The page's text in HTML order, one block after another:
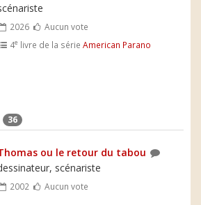
2026
Aucun vote
4e livre de la sérieAmerican Parano
36
ou le retour du tabou
scénariste
2002 Aucun vote